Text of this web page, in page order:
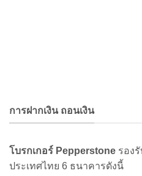
การฝากเงิน ถอนเงิน
โบรกเกอร์ Pepperstone รอง
ประเทศไทย 6 ธนาคารดังนี้